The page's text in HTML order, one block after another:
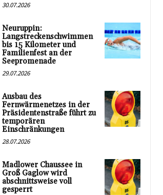
30.07.2026
Neuruppin:
Langstreckenschwimmen
bis 15 Kilometer und
Familienfest an der
Seepromenade
29.07.2026
Ausbau des
Fernwärmenetzes in der
Präsidentenstraße führt zu
temporären
Einschränkungen
28.07.2026
Madlower Chaussee in
Groß Gaglow wird
abschnittsweise voll
gesperrt